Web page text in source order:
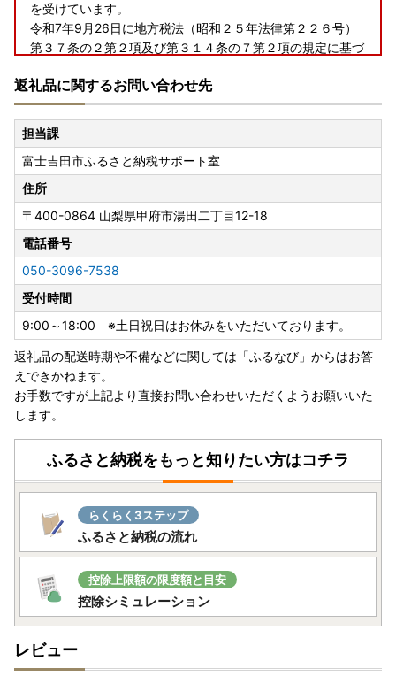
を受けています。
令和7年9月26日に地方税法（昭和２５年法律第２２６号）
第３７条の２第２項及び第３１４条の７第２項の規定に基づ
富士吉田市への「ふるさと納税」は地方税法（昭和２５年法
律第２２６号）第３７条の２第一項の規定による寄附金税額
控除の対象になります。
■ワンストップ特例申請が完全ペーパーレスに！申請アプリ
「IAM」新登場！「ふるまど」新登場！
ワンストップ特例申請が完全ペーパーレスで申請できます！
富士吉田市では、ふるさと納税をいただいた皆様のご負担を
軽減するために、スマートフォンのみで完結できるアプリ
「IAM」を導入しました。
※申請には「マイナンバーカード」が必要です。
※App Store もしくはGoogle Playから「IAM（アイアム）」
アプリのダウンロードをお願いいたします。
★ふるまど★ 複数自治体のワンストップ特例をスマホでま
とめて申請ができるサービスです！リンク先をご確認くださ
い。
返礼品に関するお問い合わせ先
担当課
富士吉田市ふるさと納税サポート室
住所
〒400-0864 山梨県甲府市湯田二丁目12-18
電話番号
050-3096-7538
受付時間
9:00～18:00 ※土日祝日はお休みをいただいております。
返礼品の配送時期や不備などに関しては「ふるなび」からはお答
えできかねます。
お手数ですが上記より直接お問い合わせいただくようお願いいた
します。
ふるさと納税をもっと知りたい方はコチラ
らくらく3ステップ
ふるさと納税の流れ
控除上限額の限度額と目安
控除シミュレーション
レビュー